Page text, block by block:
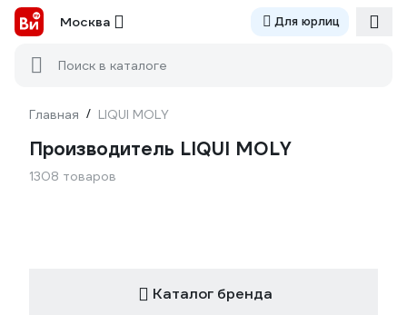
Москва Для юрлиц
Поиск в каталоге
Главная / LIQUI MOLY
Производитель LIQUI MOLY
1308 товаров
Каталог бренда